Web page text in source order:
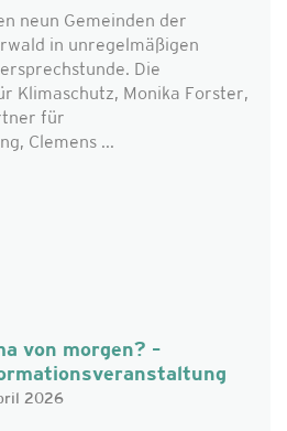
neun Gemeinden der
in unregelmäßigen
Die
Klimaschutz, Monika Forster,
für
Clemens ...
von morgen? –
2026